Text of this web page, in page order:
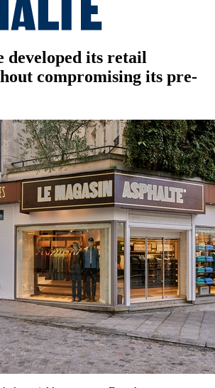
developed its retail
compromising its pre-